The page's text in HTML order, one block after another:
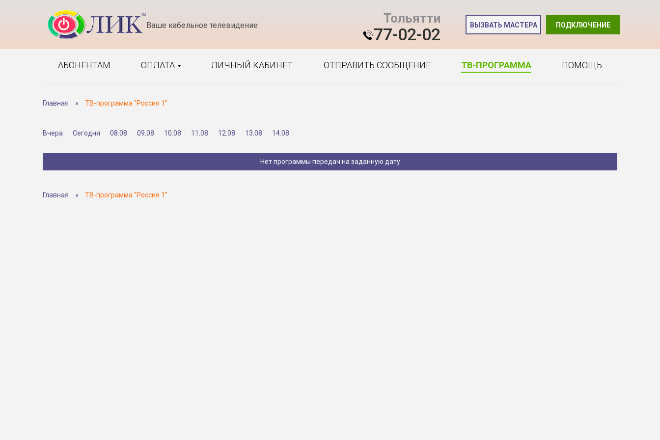
Ваше кабельное телевидение Тольятти
77-02-02 ПОДКЛЮЧЕНИЕ
ВЫЗВАТЬ МАСТЕРА
АБОНЕНТАМ ОПЛАТА ЛИЧНЫЙ КАБИНЕТ ОТПРАВИТЬ СООБЩЕНИЕ ТВ-ПРОГРАММА ПОМОЩЬ
Главная » ТВ-программа "Россия 1"
Вчера Сегодня 08.08 09.08 10.08 11.08 12.08 13.08 14.08
Нет программы передач на заданную дату
Главная » ТВ-программа "Россия 1"